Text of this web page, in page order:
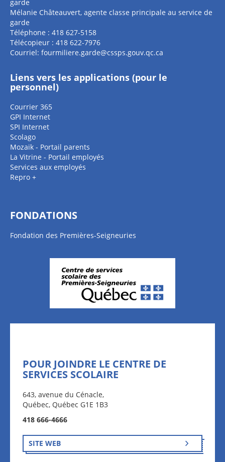
garde
Mélanie Châteauvert, agente classe principale au service de
garde
Téléphone : 418 627-5158
Télécopieur : 418 622-7976
Courriel: fourmiliere.garde@cssps.gouv.qc.ca
Liens vers les applications (pour le
personnel)
Courrier 365
GPI Internet
SPI Internet
Scolago
Mozaik - Portail parents
La Vitrine - Portail employés
Services aux employés
Repro +
FONDATIONS
Fondation des Premières-Seigneuries
POUR JOINDRE LE CENTRE DE
SERVICES SCOLAIRE
643, avenue du Cénacle,
Québec, Québec G1E 1B3
418 666-4666
SITE WEB